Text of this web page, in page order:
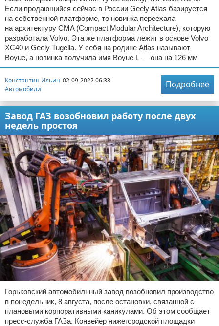
Если продающийся сейчас в России Geely Atlas базируется
на собственной платформе, то новинка переехала
на архитектуру CMA (Compact Modular Architecture), которую
разработала Volvo. Эта же платформа лежит в основе Volvo
XC40 и Geely Tugella. У себя на родине Atlas называют
Boyue, а новинка получила имя Boyue L — она на 126 мм
Константин Ильин 02-09-2022 06:33
Автомобили
Подробнее
Завод ГАЗ возобновил работу после двух
недель простоя
Горьковский автомобильный завод возобновил производство
в понедельник, 8 августа, после остановки, связанной с
плановыми корпоративными каникулами. Об этом сообщает
пресс-служба ГАЗа. Конвейер нижегородской площадки